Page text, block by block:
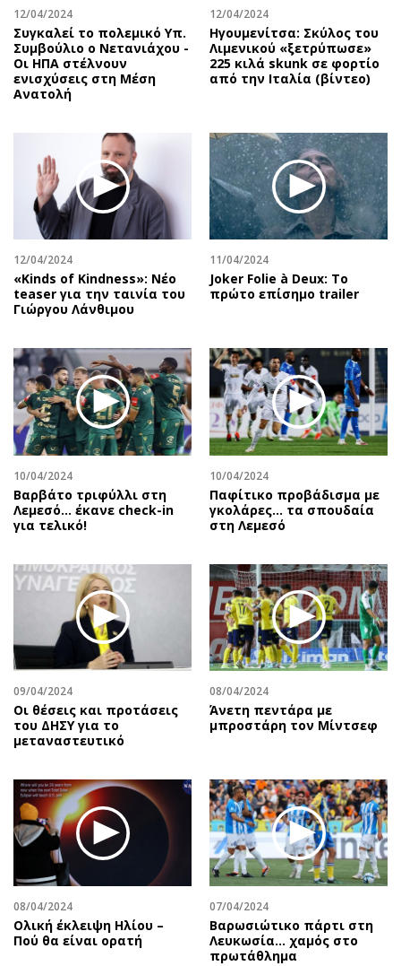
12/04/2024
Συγκαλεί το πολεμικό Υπ.
Συμβούλιο ο Νετανιάχου -
Οι ΗΠΑ στέλνουν
ενισχύσεις στη Μέση
Ανατολή
12/04/2024
Ηγουμενίτσα: Σκύλος του
Λιμενικού «ξετρύπωσε»
225 κιλά skunk σε φορτίο
από την Ιταλία (βίντεο)
12/04/2024
«Kinds of Kindness»: Νέο
teaser για την ταινία του
Γιώργου Λάνθιμου
11/04/2024
Joker Folie à Deux: Το
πρώτο επίσημο trailer
10/04/2024
Βαρβάτο τριφύλλι στη
Λεμεσό… έκανε check-in
για τελικό!
10/04/2024
Παφίτικο προβάδισμα με
γκολάρες… τα σπουδαία
στη Λεμεσό
09/04/2024
Οι θέσεις και προτάσεις
του ΔΗΣΥ για το
μεταναστευτικό
08/04/2024
Άνετη πεντάρα με
μπροστάρη τον Μίντσεφ
08/04/2024
Ολική έκλειψη Ηλίου –
Πού θα είναι ορατή
07/04/2024
Βαρωσιώτικο πάρτι στη
Λευκωσία… χαμός στο
πρωτάθλημα